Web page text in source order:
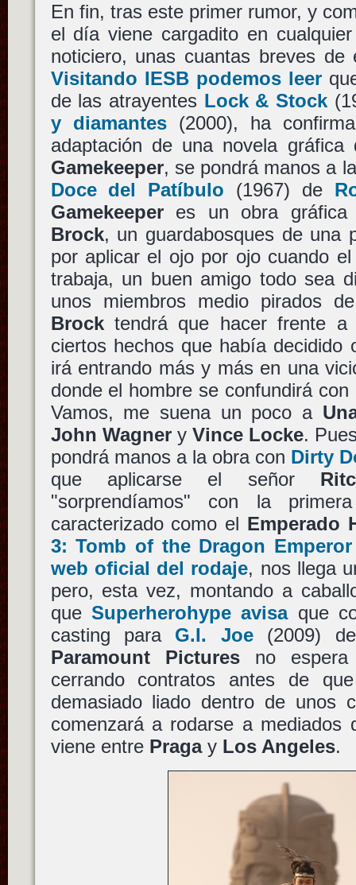
En fin, tras este primer rumor, y
el día viene cargadito en
noticiero, unas cuantas breves
Visitando IESB podemos leer
de las atrayentes Lock & Stock
y diamantes(2000), ha
adaptación de una novela
Gamekeeper, se pondrá manos a
Doce del Patíbulo (1967) de
Gamekeeperes un obra gráfica
Brock, un guardabosques de una
por aplicar el ojo por ojo cuando
trabaja, un buen amigo todo sea
unos miembros medio pirados
Brocktendrá que hacer frente a
ciertos hechos que había decidido
irá entrando más y más en una
donde el hombre se confundirá
Vamos, me suena un poco a
John Wagnery Vince Locke.
pondrá manos a la obra con Dirty
que aplicarse el señor
"sorprendíamos" con la
caracterizado como el Emperado
3: Tomb of the Dragon Emperor
web oficial del rodaje, nos llega
pero, esta vez, montando a
que Superherohype avisaque
casting para G.I. Joe(2009)
Paramount Picturesno espera
cerrando contratos antes de
demasiado liado dentro de unos
comenzará a rodarse a mediados
viene entre Pragay Los Angeles.